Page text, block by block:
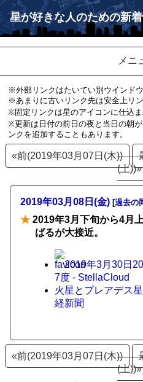
星が好きな人のための新
メニ
※外部リンクはたいてい別ウインドウ
※あまりに古いリンク先は安全上リン
※固定リンクは星のアイコンに仕込ま
※更新は日付の前日の夜と当日の朝
ンクを追加することもあります。
«前(2019年03月07日(木))
(土))»
2019年03月08日(金) [過去の
★ 2019年3月下旬から4月
ばるが大接近。
2019年3月30日
7度 - StellaCloud
火星とプレアデス
経新聞
«前(2019年03月07日(木))
(土))»